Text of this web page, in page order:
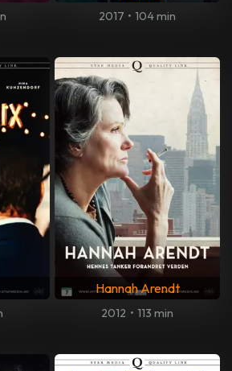
2017 • 104 min
Hannah Arendt
2012 • 113 min